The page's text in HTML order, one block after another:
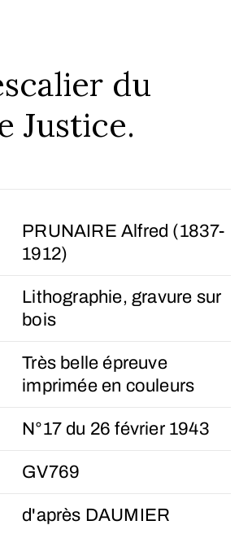
du
Justice.
PRUNAIRE Alfred (1837-
1912)
Lithographie, gravure sur
bois
Très belle épreuve
imprimée en couleurs
N°17 du 26 février 1943
GV769
d'après DAUMIER